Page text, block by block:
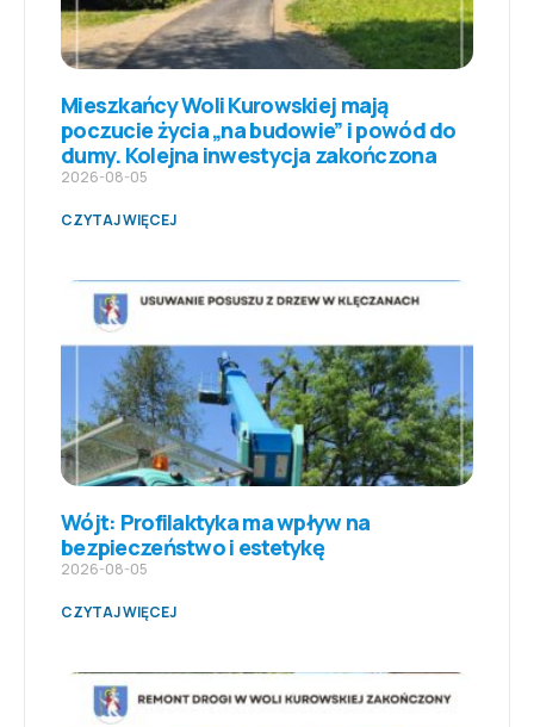
Mieszkańcy Woli Kurowskiej mają
poczucie życia „na budowie” i powód do
dumy. Kolejna inwestycja zakończona
2026-08-05
CZYTAJ WIĘCEJ
Wójt: Profilaktyka ma wpływ na
bezpieczeństwo i estetykę
2026-08-05
CZYTAJ WIĘCEJ